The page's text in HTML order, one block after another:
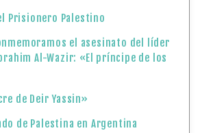
Prisionero Palestino
el asesinato del líder
Al-Wazir: «El príncipe de los
de Deir Yassin»
de Palestina en Argentina